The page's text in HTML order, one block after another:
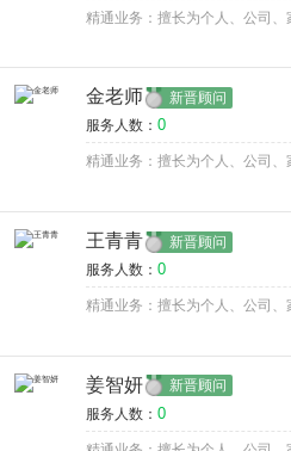
精通业务：擅长为个人、公司
金老师 新晋顾问
服务人数： 0
精通业务：擅长为个人、公司
王青青 新晋顾问
服务人数： 0
精通业务：擅长为个人、公司
姜智妍 新晋顾问
服务人数： 0